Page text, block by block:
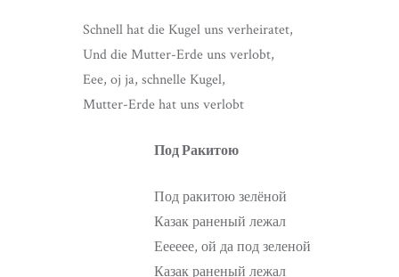
Schnell hat die Kugel uns verheiratet,
Und die Mutter-Erde uns verlobt,
Eee, oj ja, schnelle Kugel,
Mutter-Erde hat uns verlobt
Под Ракитою
Под ракитою зелёной
Казак раненый лежал
Ееееее, ой да под зеленой
Казак раненый лежал